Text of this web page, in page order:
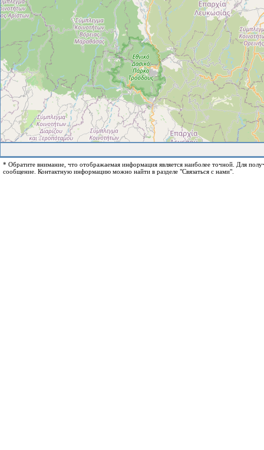
* Обратите внимание, что отображаемая информация является наиболее точной. Для
сообщение. Контактную информацию можно найти в разделе "Связаться с нами".